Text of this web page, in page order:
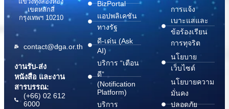
เขตหลักสี่
กรุงเทพฯ 10210
contact@dga.or.th
งานรับ-ส่ง
หนังสือ และงาน
สารบรรณ:
(+66) 02 612
6000
BizPortal
แอปพลิเคชัน
ทางรัฐ
ดี-เด่น (Ask
AI)
บริการ “เตือน
ดี”
(Notification
Platform)
บริการ
การแจ้ง
เบาะแสและ
ข้อร้องเรียน
การทุจริต
นโยบาย
เว็บไซต์
นโยบายความ
มั่นคง
ปลอดภัย